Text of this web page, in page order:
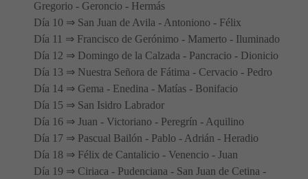
Gregorio - Geroncio - Hermás
Día 10 ⇒ San Juan de Avila - Antoniono - Félix
Día 11 ⇒ Francisco de Gerónimo - Mamerto - Iluminado
Día 12 ⇒ Domingo de la Calzada - Pancracio - Dionicio
Día 13 ⇒ Nuestra Señora de Fátima - Cervacio - Pedro
Día 14 ⇒ Gema - Enedina - Matías - Bonifacio
Día 15 ⇒ San Isidro Labrador
Día 16 ⇒ Juan - Victoriano - Peregrín - Aquilino
Día 17 ⇒ Pascual Bailón - Pablo - Adrián - Heradio
Día 18 ⇒ Félix de Cantalicio - Venencio - Juan
Día 19 ⇒ Ciriaca - Pudenciana - San Juan de Cetina -